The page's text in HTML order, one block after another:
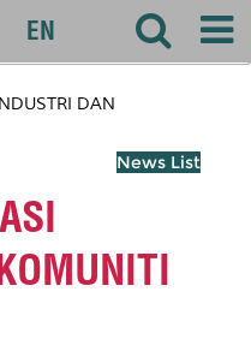
EN
DAN
News List